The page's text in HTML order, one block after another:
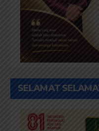
SELAMAT